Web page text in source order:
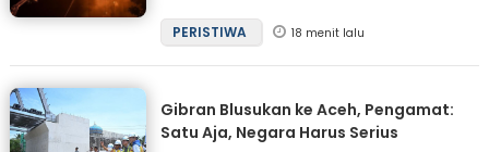
PERISTIWA 18 menit lalu
Gibran Blusukan ke Aceh, Pengamat:
Satu Aja, Negara Harus Serius